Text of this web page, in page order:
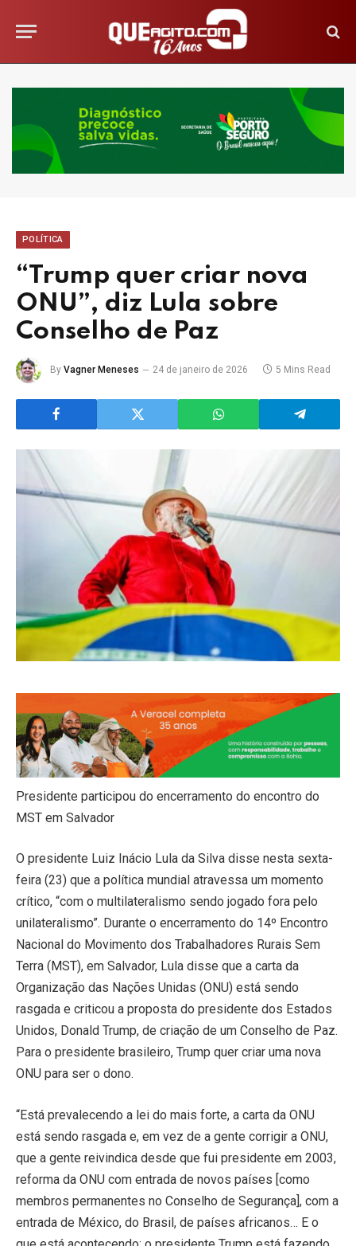
POLÍTICA
“Trump quer criar nova
ONU”, diz Lula sobre
Conselho de Paz
By Vagner Meneses 24 de janeiro de 2026 5 Mins Read
Presidente participou do encerramento do encontro do
MST em Salvador
O presidente Luiz Inácio Lula da Silva disse nesta sexta-
feira (23) que a política mundial atravessa um momento
crítico, “com o multilateralismo sendo jogado fora pelo
unilateralismo”. Durante o encerramento do 14º Encontro
Nacional do Movimento dos Trabalhadores Rurais Sem
Terra (MST), em Salvador, Lula disse que a carta da
Organização das Nações Unidas (ONU) está sendo
rasgada e criticou a proposta do presidente dos Estados
Unidos, Donald Trump, de criação de um Conselho de Paz.
Para o presidente brasileiro, Trump quer criar uma nova
ONU para ser o dono.
“Está prevalecendo a lei do mais forte, a carta da ONU
está sendo rasgada e, em vez de a gente corrigir a ONU,
que a gente reivindica desde que fui presidente em 2003,
reforma da ONU com entrada de novos países [como
membros permanentes no Conselho de Segurança], com a
entrada de México, do Brasil, de países africanos… E o